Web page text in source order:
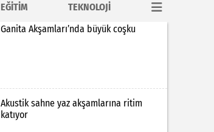
EĞİTİM TEKNOLOJİ
Ganita Akşamları’nda büyük coşku
Akustik sahne yaz akşamlarına ritim
katıyor